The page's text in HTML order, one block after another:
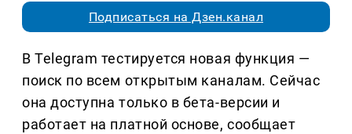
Подписаться на Дзен.канал
В Telegram тестируется новая функция —
поиск по всем открытым каналам. Сейчас
она доступна только в бета-версии и
работает на платной основе, сообщает